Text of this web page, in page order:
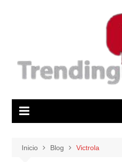
Inicio Blog Victrola